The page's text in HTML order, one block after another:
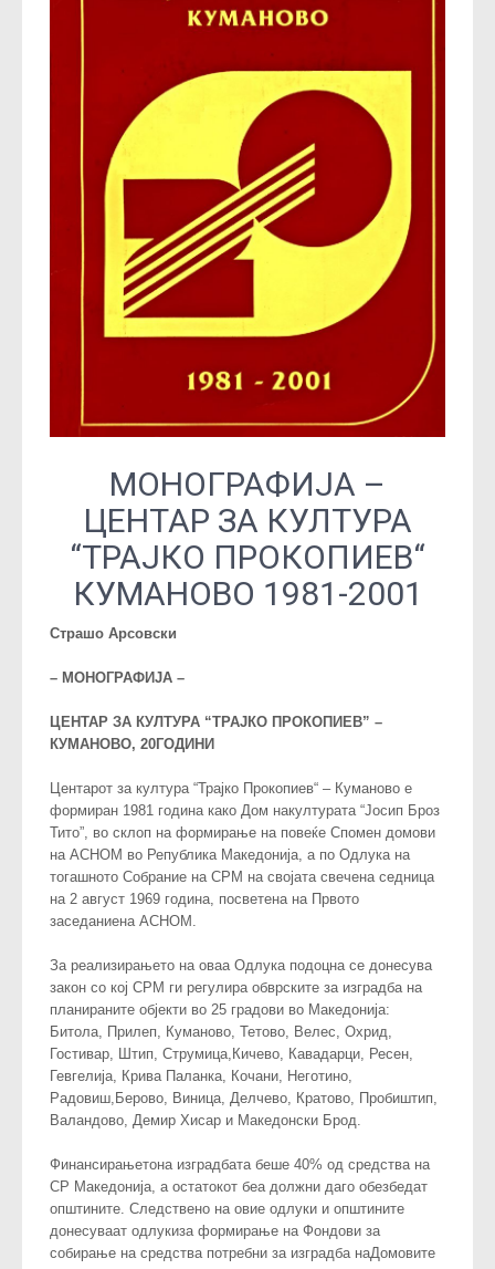
МОНОГРАФИЈА –
ЦЕНТАР ЗА КУЛТУРА
“ТРАЈКО ПРОКОПИЕВ“
КУМАНОВО 1981-2001
Страшо Арсовски
– МОНОГРАФИЈА –
ЦЕНТАР ЗА КУЛТУРА “ТРАЈКО ПРОКОПИЕВ” –
КУМАНОВО, 20ГОДИНИ
Центарот за култура “Трајко Прокопиев“ – Куманово е
формиран 1981 година како Дом накултурата “Јосип Броз
Тито”, во склоп на формирање на повеќе Спомен домови
на АСНОМ во Република Македонија, а по Одлука на
тогашното Собрание на СРМ на својата свечена седница
на 2 август 1969 година, посветена на Првото
заседаниена АСНОМ.
За реализирањето на оваа Одлука подоцна се донесува
закон со кој СРМ ги регулира обврските за изградба на
планираните објекти во 25 градови во Македонија:
Битола, Прилеп, Куманово, Тетово, Велес, Охрид,
Гостивар, Штип, Струмица,Кичево, Кавадарци, Ресен,
Гевгелија, Крива Паланка, Кочани, Неготино,
Радовиш,Берово, Виница, Делчево, Кратово, Пробиштип,
Валандово, Демир Хисар и Македонски Брод.
Финансирањетона изградбата беше 40% од средства на
СР Македонија, а остатокот беа должни даго обезбедат
општините. Следствено на овие одлуки и општините
донесуваат одлукиза формирање на Фондови за
собирање на средства потребни за изградба наДомовите